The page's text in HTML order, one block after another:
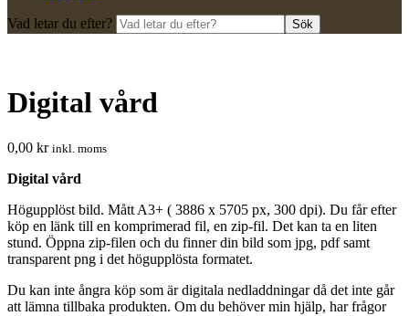
Vad letar du efter? Sök
Digital vård
0,00 kr inkl. moms
Digital vård
Högupplöst bild. Mått A3+ ( 3886 x 5705 px, 300 dpi). Du får efter
köp en länk till en komprimerad fil, en zip-fil. Det kan ta en liten
stund. Öppna zip-filen och du finner din bild som jpg, pdf samt
transparent png i det högupplösta formatet.
Du kan inte ångra köp som är digitala nedladdningar då det inte går
att lämna tillbaka produkten. Om du behöver min hjälp, har frågor